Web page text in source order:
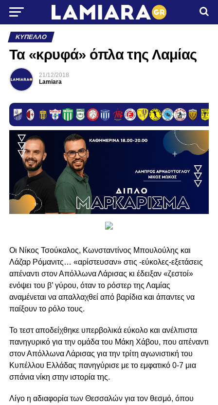
ΚΎΠΕΛΛΟ
Τα «κρυφά» όπλα της Λαμίας
21/12/2018
Lamiara
Οι Νίκος Τσούκαλος, Κωνσταντίνος Μπουλούλης και
Λάζαρ Ρόμανιτς… «αρίστευσαν» στις -εύκολες-εξετάσεις
απέναντι στον Απόλλωνα Λάρισας κι έδειξαν «ζεστοί»
ενόψει του β’ γύρου, όταν το ρόστερ της Λαμίας
αναμένεται να απαλλαχθεί από βαρίδια και άπαντες να
παίξουν το ρόλο τους.
Το τεστ αποδείχθηκε υπερβολικά εύκολο και ανέλπιστα
πανηγυρικό για την ομάδα του Μάκη Χάβου, που απέναντι
στον Απόλλωνα Λάρισας για την τρίτη αγωνιστική του
Κυπέλλου Ελλάδας πανηγύρισε με το εμφατικό 0-7 μια
σπάνια νίκη στην ιστορία της.
Λίγο η αδιαφορία των Θεσσαλών για τον θεσμό, όπου